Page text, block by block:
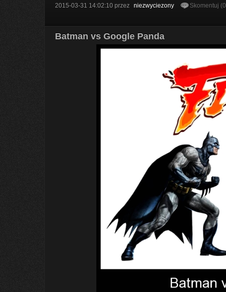
2015-03-31 14:02:10 przez niezwyciezony Skomentuj
Batman vs Google Panda